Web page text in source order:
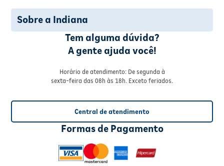
Sobre a Indiana
Tem alguma dúvida?
A gente ajuda você!
Horário de atendimento: De segunda à
sexta-feira das 08h às 18h. Exceto feriados.
Central de atendimento
Formas de Pagamento